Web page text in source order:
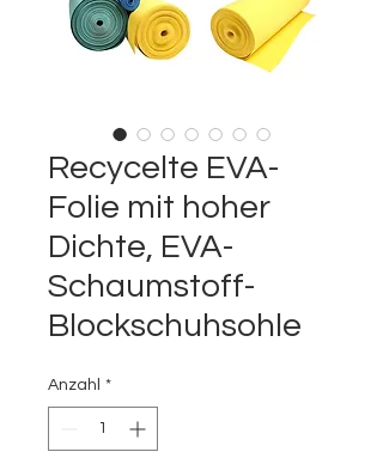
Recycelte EVA-
Folie mit hoher
Dichte, EVA-
Schaumstoff-
Blockschuhsohle
Anzahl *